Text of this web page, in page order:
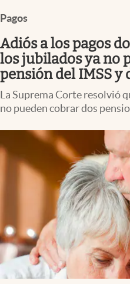
Pc y celular
Vida y estilo
Tv
Espiritualidad
Mediakit
abre en nueva pestaña
México
Pagos
Adiós a los pagos
los jubilados ya no
pensión del IMSS y
La Suprema Corte resolvió
no pueden cobrar dos